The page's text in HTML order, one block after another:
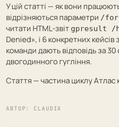
У цій статті — як вони
відрізняються параметри /
читати HTML-звіт gpresult /
Denied», і 6 конкретних кейсів
команди дають відповідь за 30
двогодинного гугління.
Стаття — частина циклуАтлас
АВТОР: CLAUDIA